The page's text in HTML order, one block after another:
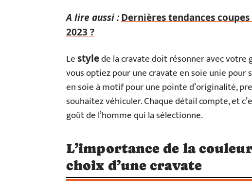
A lire aussi :Dernières tendances
2023 ?
Lestylede la cravate doit résonner avec
vous optiez pour une cravate en soie unie
en soie à motif pour une pointe d’originalité,
souhaitez véhiculer. Chaque détail compte, et
goût de l’homme qui la sélectionne.
L’importance de la
choix d’une cravate